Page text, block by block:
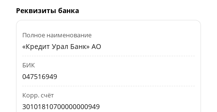
Реквизиты банка
Полное наименование
«Кредит Урал Банк» АО
БИК
047516949
Корр. счёт
30101810700000000949